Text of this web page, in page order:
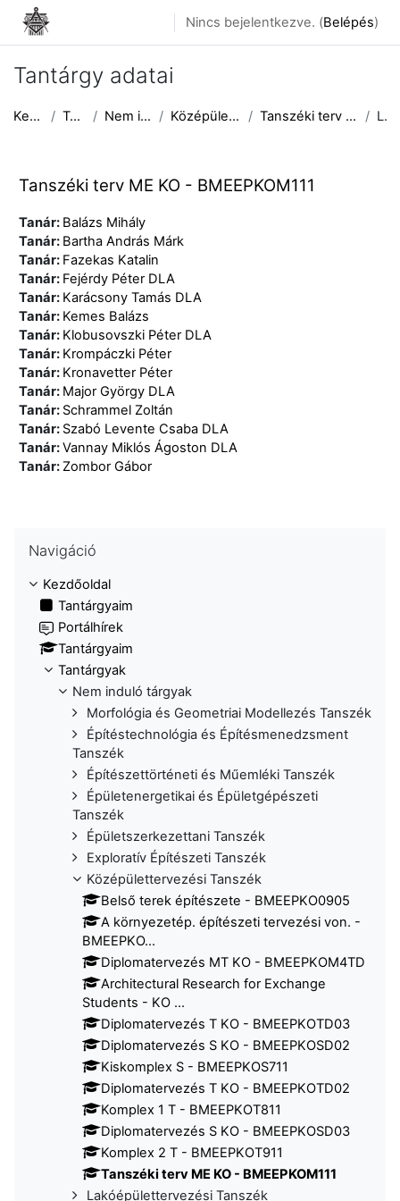
Tovább a fő tartalomhoz
Nincs bejelentkezve. (Belépés)
Tantárgy adatai
Kezdőoldal Tantárgyak Nem induló tárgyak Középülettervezési Tanszék Tanszéki terv ME KO - BMEEPKOM111 Leírás
Tanszéki terv ME KO - BMEEPKOM111
Tanár: Balázs Mihály
Tanár: Bartha András Márk
Tanár: Fazekas Katalin
Tanár: Fejérdy Péter DLA
Tanár: Karácsony Tamás DLA
Tanár: Kemes Balázs
Tanár: Klobusovszki Péter DLA
Tanár: Krompáczki Péter
Tanár: Kronavetter Péter
Tanár: Major György DLA
Tanár: Schrammel Zoltán
Tanár: Szabó Levente Csaba DLA
Tanár:Vannay Miklós Ágoston DLA
Tanár: Zombor Gábor
Navigáció
Kezdőoldal
Tantárgyaim
Portálhírek
Tantárgyaim
Tantárgyak
Nem induló tárgyak
Morfológia és Geometriai Modellezés Tanszék
Építéstechnológia és Építésmenedzsment
Tanszék
Építészettörténeti és Műemléki Tanszék
Épületenergetikai és Épületgépészeti
Tanszék
Épületszerkezettani Tanszék
Exploratív Építészeti Tanszék
Középülettervezési Tanszék
Belső terek építészete - BMEEPKO0905
A környezetép. építészeti tervezési von. -
BMEEPKO...
Diplomatervezés MT KO - BMEEPKOM4TD
Architectural Research for Exchange
Students - KO ...
Diplomatervezés T KO - BMEEPKOTD03
Diplomatervezés S KO - BMEEPKOSD02
Kiskomplex S - BMEEPKOS711
Diplomatervezés T KO - BMEEPKOTD02
Komplex 1 T - BMEEPKOT811
Diplomatervezés S KO - BMEEPKOSD03
Komplex 2 T - BMEEPKOT911
Tanszéki terv ME KO - BMEEPKOM111
Lakóépülettervezési Tanszék